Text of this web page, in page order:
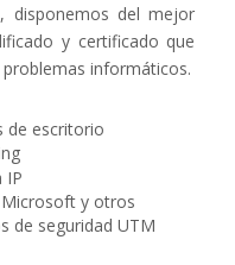
disponemos del mejor
y certificado que
informáticos.
de escritorio
IP
y otros
de seguridad UTM